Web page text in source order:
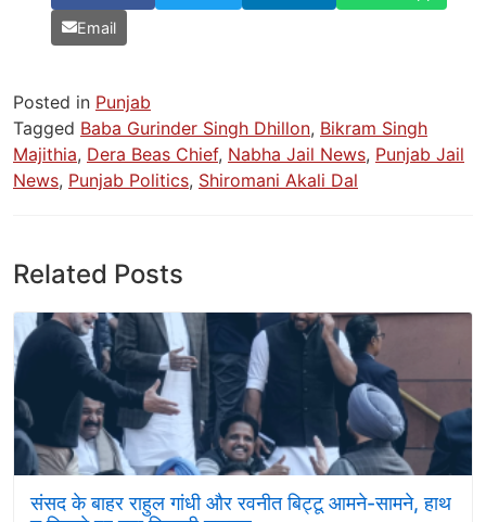
Email
Posted in Punjab
Tagged Baba Gurinder Singh Dhillon, Bikram Singh
Majithia, Dera Beas Chief, Nabha Jail News, Punjab Jail
News, Punjab Politics, Shiromani Akali Dal
Related Posts
संसद के बाहर राहुल गांधी और रवनीत बिट्टू आमने-सामने, हाथ